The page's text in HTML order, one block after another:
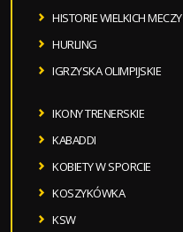
HISTORIE WIELKICH MECZY
HURLING
IGRZYSKA OLIMPIJSKIE
IKONY TRENERSKIE
KABADDI
KOBIETY W SPORCIE
KOSZYKÓWKA
KSW